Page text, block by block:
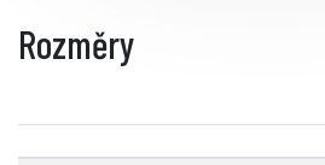
Rozměry